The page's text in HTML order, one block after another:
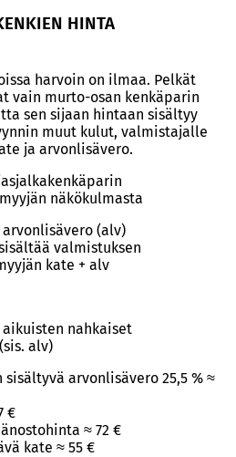
HINTA
harvoin on ilmaa. Pelkät
vain murto-osan kenkäparin
sen sijaan hintaan sisältyy
muut kulut, valmistajalle
ja arvonlisävero.
näkökulmasta
(alv)
valmistuksen
kate + alv
nahkaiset
alv)
arvonlisävero 25,5 % ≈
€
≈ 72 €
kate ≈ 55 €